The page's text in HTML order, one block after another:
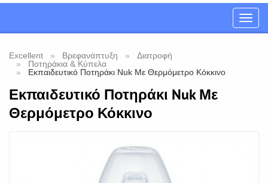
Toggle
Excellent Βρεφανάπτυξη
Διατροφή
Ποτηράκια & Κύπελα
Εκπαιδευτικό Ποτηράκι Nuk Με Θερμόμετρο Κόκκινο
Εκπαιδευτικό Ποτηράκι Nuk Με
Θερμόμετρο Κόκκινο